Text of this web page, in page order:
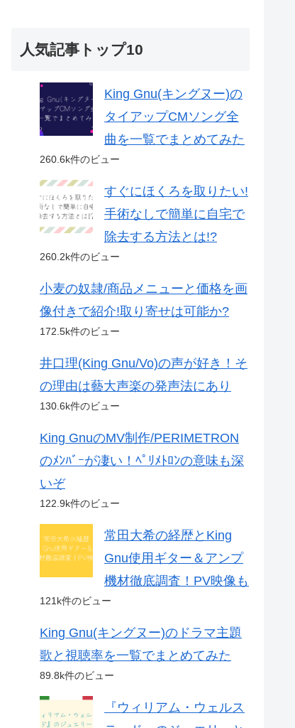
人気記事トップ10
King Gnu(キングヌー)の
タイアップCMソング全
曲を一覧でまとめてみた
260.6k件のビュー
すぐにほくろを取りたい!
手術なしで簡単に自宅で
除去する方法とは!?
260.2k件のビュー
小麦の奴隷/商品メニューと価格を画
像付きで紹介!取り寄せは可能か?
172.5k件のビュー
井口理(King Gnu/Vo)の声が好き！そ
の理由は藝大声楽の発声法にあり
130.6k件のビュー
King GnuのMV制作/PERIMETRON
のﾒﾝﾊﾞｰが凄い！ﾍﾟﾘﾒﾄﾛﾝの意味も深
いぞ
122.9k件のビュー
常田大希の経歴とKing
Gnu使用ギター＆アンプ
機材徹底調査！PV映像も
121k件のビュー
King Gnu(キングヌー)のドラマ主題
歌と視聴率を一覧でまとめてみた
89.8k件のビュー
『ウィリアム・ウェルス